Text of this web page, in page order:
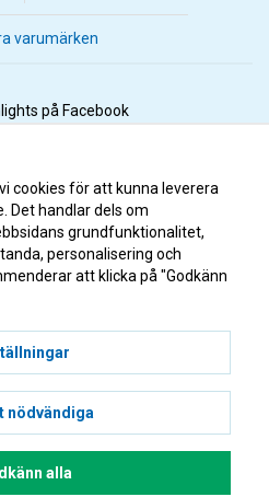
varumärken
på Facebook
på Instagram
på Youtube
på Tiktok
KR Distribution AB.
cookies för att kunna leverera
Det handlar dels om
grundfunktionalitet,
personalisering och
att klicka på "Godkänn
nödvändiga
alla